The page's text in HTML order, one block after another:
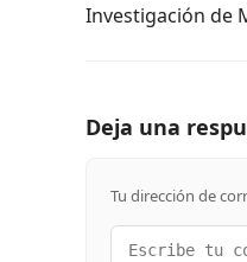
Investigación de
Deja una
Tu dirección de